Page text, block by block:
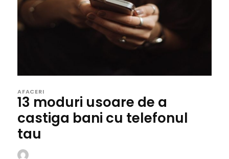
AFACERI
13 moduri usoare de a
castiga bani cu telefonul
tau